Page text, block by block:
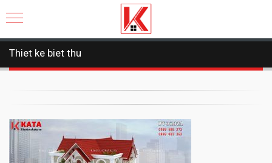
Thiet ke biet thu